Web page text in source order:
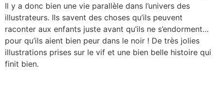
Il y a donc bien une vie parallèle dans l’univers des
illustrateurs. Ils savent des choses qu’ils peuvent
raconter aux enfants juste avant qu’ils ne s’endorment…
pour qu’ils aient bien peur dans le noir ! De très jolies
illustrations prises sur le vif et une bien belle histoire qui
finit bien.